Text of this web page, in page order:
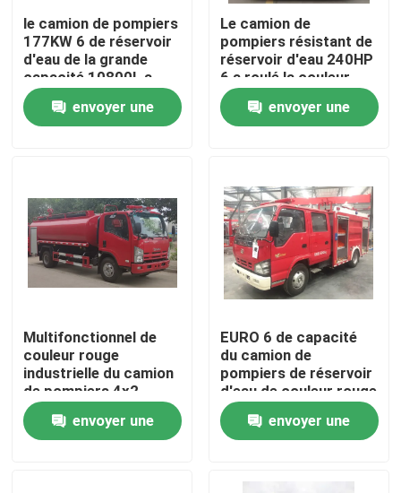
Produits
Au sujet de nous
Contrôle de qualité
Contactez-nous
Camion de pompiers de sauvetage d'urgence
Camion de pompiers en mousse
le camion de pompiers
177KW 6 de réservoir
d'eau de la grande
capacité 10800L a
roulé pour la lutte
contre l'incendie
envoyer une
Le camion de
pompiers résistant de
réservoir d'eau 240HP
6 a roulé la couleur
rouge 10T
envoyer une
Multifonctionnel de
couleur rouge
industrielle du camion
de pompiers 4x2
8000L d'ISUZU 190HP
envoyer une
EURO 6 de capacité
du camion de
pompiers de réservoir
d'eau de couleur rouge
d'Isuzu 2000kg
envoyer une